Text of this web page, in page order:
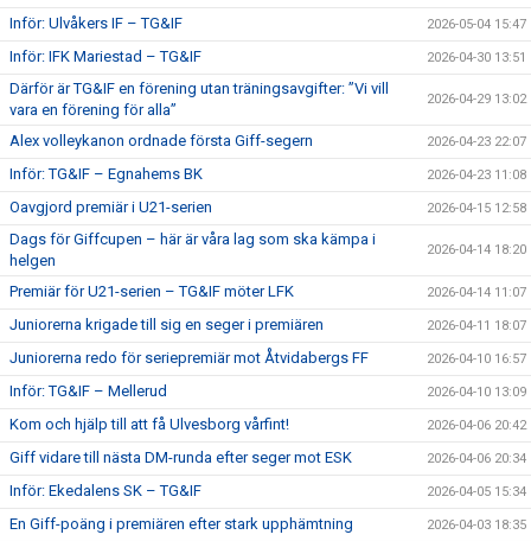
Inför: Ulvåkers IF – TG&IF 2026-05-04 15:47
Inför: IFK Mariestad – TG&IF 2026-04-30 13:51
Därför är TG&IF en förening utan träningsavgifter: ”Vi vill
vara en förening för alla”
2026-04-29 13:02
Alex volleykanon ordnade första Giff-segern 2026-04-23 22:07
Inför: TG&IF – Egnahems BK 2026-04-23 11:08
Oavgjord premiär i U21-serien 2026-04-15 12:58
Dags för Giffcupen – här är våra lag som ska kämpa i
helgen
2026-04-14 18:20
Premiär för U21-serien – TG&IF möter LFK 2026-04-14 11:07
Juniorerna krigade till sig en seger i premiären 2026-04-11 18:07
Juniorerna redo för seriepremiär mot Åtvidabergs FF 2026-04-10 16:57
Inför: TG&IF – Mellerud 2026-04-10 13:09
Kom och hjälp till att få Ulvesborg vårfint! 2026-04-06 20:42
Giff vidare till nästa DM-runda efter seger mot ESK 2026-04-06 20:34
Inför: Ekedalens SK – TG&IF 2026-04-05 15:34
En Giff-poäng i premiären efter stark upphämtning 2026-04-03 18:35